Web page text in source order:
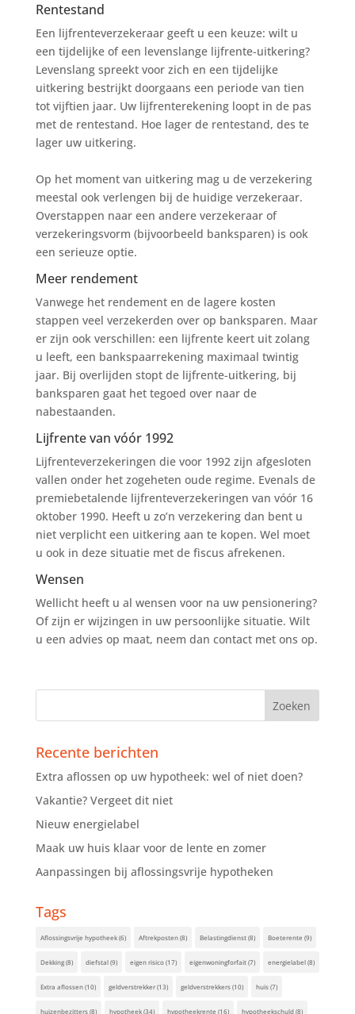
Rentestand
Een lijfrenteverzekeraar geeft u een keuze: wilt u
een tijdelijke of een levenslange lijfrente-uitkering?
Levenslang spreekt voor zich en een tijdelijke
uitkering bestrijkt doorgaans een periode van tien
tot vijftien jaar. Uw lijfrenterekening loopt in de pas
met de rentestand. Hoe lager de rentestand, des te
lager uw uitkering.
Op het moment van uitkering mag u de verzekering
meestal ook verlengen bij de huidige verzekeraar.
Overstappen naar een andere verzekeraar of
verzekeringsvorm (bijvoorbeeld banksparen) is ook
een serieuze optie.
Meer rendement
Vanwege het rendement en de lagere kosten
stappen veel verzekerden over op banksparen. Maar
er zijn ook verschillen: een lijfrente keert uit zolang
u leeft, een bankspaarrekening maximaal twintig
jaar. Bij overlijden stopt de lijfrente-uitkering, bij
banksparen gaat het tegoed over naar de
nabestaanden.
Lijfrente van vóór 1992
Lijfrenteverzekeringen die voor 1992 zijn afgesloten
vallen onder het zogeheten oude regime. Evenals de
premiebetalende lijfrenteverzekeringen van vóór 16
oktober 1990. Heeft u zo’n verzekering dan bent u
niet verplicht een uitkering aan te kopen. Wel moet
u ook in deze situatie met de fiscus afrekenen.
Wensen
Wellicht heeft u al wensen voor na uw pensionering?
Of zijn er wijzingen in uw persoonlijke situatie. Wilt
u een advies op maat, neem dan contact met ons op.
Recente berichten
Extra aflossen op uw hypotheek: wel of niet doen?
Vakantie? Vergeet dit niet
Nieuw energielabel
Maak uw huis klaar voor de lente en zomer
Aanpassingen bij aflossingsvrije hypotheken
Tags
Aflossingsvrije hypotheek(6) Aftrekposten(8) Belastingdienst(8) Boeterente (9)
Dekking(8) diefstal(9) eigen risico(17) eigenwoningforfait(7) energielabel(8)
Extra aflossen(10) geldverstrekker(13) geldverstrekkers(10) huis(7)
huizenbezitters(8) hypotheek(34) hypotheekrente (16) hypotheekschuld(8)